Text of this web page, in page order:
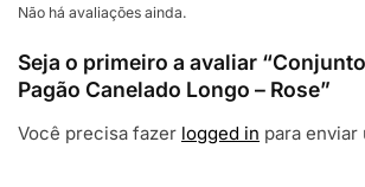
Não há avaliações ainda.
Seja o primeiro a avaliar
Pagão Canelado Longo – Rose”
Você precisa fazer logged in para enviar